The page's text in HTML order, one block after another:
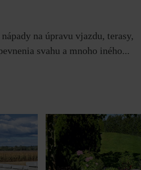
na úpravu vjazdu, terasy,
svahu a mnoho iného...